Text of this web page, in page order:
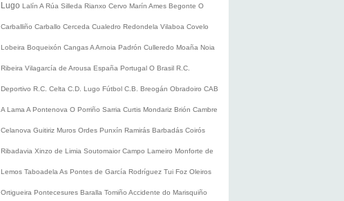
Lugo Lalín A Rúa Silleda Rianxo Cervo Marín Ames Begonte O
Carballiño Carballo Cerceda Cualedro Redondela Vilaboa Covelo
Lobeira Boqueixón CangasA Arnoia Padrón Culleredo Moaña Noia
Ribeira Vilagarcía de Arousa España Portugal O Brasil R.C.
Deportivo R.C. Celta C.D. Lugo Fútbol C.B. Breogán Obradoiro CAB
A Lama A Pontenova O Porriño Sarria Curtis Mondariz Brión Cambre
Celanova Guitiriz Muros Ordes Punxín Ramirás Barbadás Coirós
Ribadavia Xinzo de Limia Soutomaior Campo Lameiro Monforte de
Lemos Taboadela As Pontes de García Rodríguez Tui Foz Oleiros
Ortigueira Pontecesures Baralla Tomiño Accidente do Marisquiño